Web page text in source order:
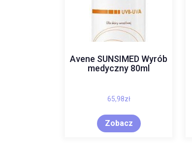
Avene SUNSIMED Wyrób
medyczny 80ml
65,98zł
Zobacz